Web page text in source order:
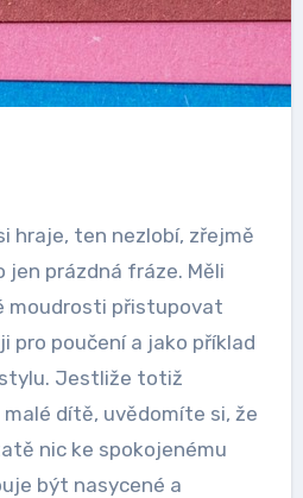
hraje, ten nezlobí, zřejmě
jen prázdná fráze. Měli
moudrosti přistupovat
pro poučení a jako příklad
Jestliže totiž
dítě, uvědomíte si, že
nic ke spokojenému
být nasycené a